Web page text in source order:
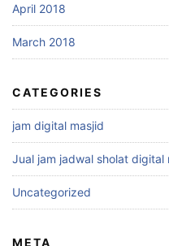
April 2018
March 2018
CATEGORIES
jam digital masjid
Jual jam jadwal sholat digital
Uncategorized
META